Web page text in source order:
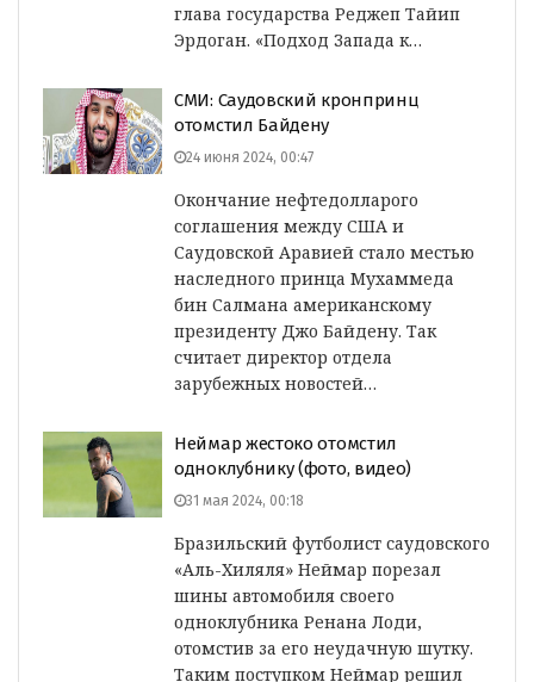
глава государства Реджеп Тайип
Эрдоган. «Подход Запада к…
СМИ: Саудовский кронпринц
отомстил Байдену
24 июня 2024, 00:47
Окончание нефтедолларого
соглашения между США и
Саудовской Аравией стало местью
наследного принца Мухаммеда
бин Салмана американскому
президенту Джо Байдену. Так
считает директор отдела
зарубежных новостей…
Неймар жестоко отомстил
одноклубнику (фото, видео)
31 мая 2024, 00:18
Бразильский футболист саудовского
«Аль-Хиляля» Неймар порезал
шины автомобиля своего
одноклубника Ренана Лоди,
отомстив за его неудачную шутку.
Таким поступком Неймар решил